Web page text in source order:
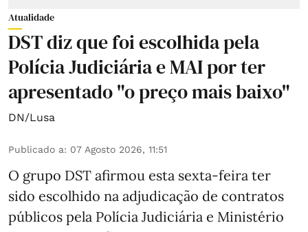
Atualidade
DST diz que foi escolhida pela
Polícia Judiciária e MAI por ter
apresentado "o preço mais baixo"
DN/Lusa
Publicado a: 07 Agosto 2026, 11:51
O grupo DST afirmou esta sexta-feira ter
sido escolhido na adjudicação de contratos
públicos pela Polícia Judiciária e Ministério